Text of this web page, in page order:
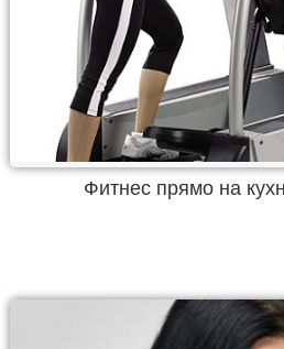
Фитнес прямо на